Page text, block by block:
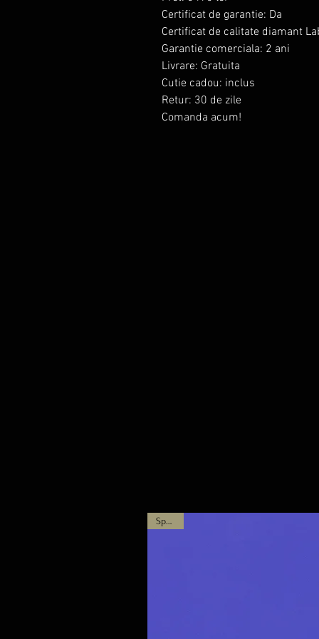
Certificat de garantie: Da
Certificat de calitate diamant
Garantie comerciala: 2 ani
Livrare: Gratuita
Cutie cadou: inclus
Retur: 30 de zile
Comanda acum!
Special